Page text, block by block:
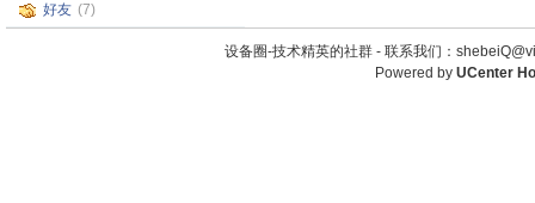
好友 (7)
设备圈-技术精英的社群 - 联系我们：
Powered by UCenter